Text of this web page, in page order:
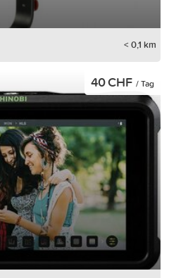
< 0,1 km
40 CHF / Tag